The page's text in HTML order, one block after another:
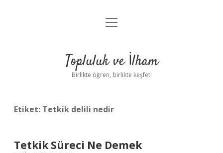
Anasayfa
Yasal Uyarı
menüyü
Topluluk ve İlham
Birlikte öğren, birlikte keşfet!
Etiket: Tetkik delili nedir
Tetkik Süreci Ne Demek